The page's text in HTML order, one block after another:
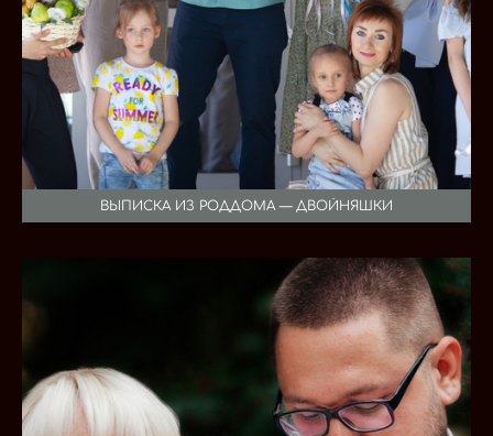
ВЫПИСКА ИЗ РОДДОМА — ДВОЙНЯШКИ